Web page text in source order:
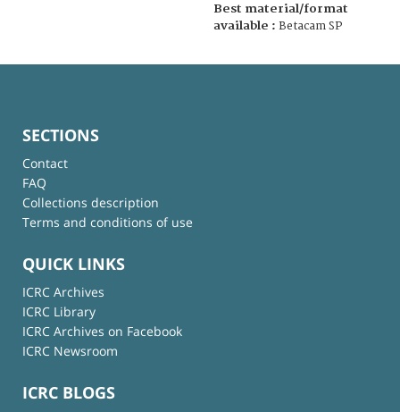
Best material/format
available : Betacam SP
SECTIONS
Contact
FAQ
Collections description
Terms and conditions of use
QUICK LINKS
ICRC Archives
ICRC Library
ICRC Archives on Facebook
ICRC Newsroom
ICRC BLOGS